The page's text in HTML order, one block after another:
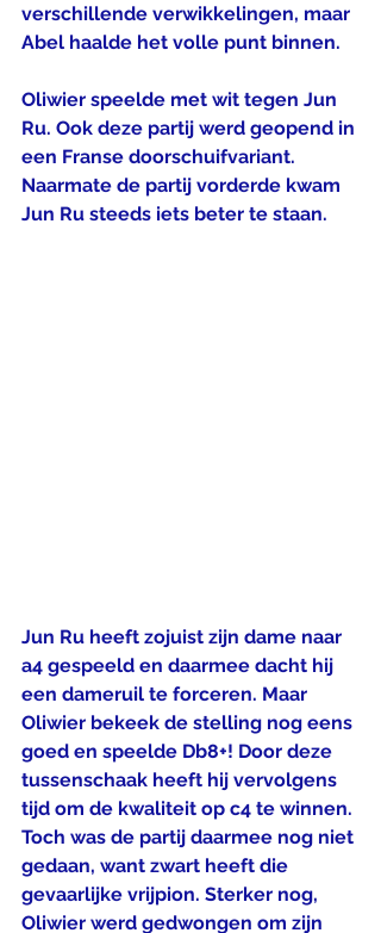
verschillende verwikkelingen, maar
Abel haalde het volle punt binnen.
Oliwier speelde met wit tegen Jun
Ru. Ook deze partij werd geopend in
een Franse doorschuifvariant.
Naarmate de partij vorderde kwam
Jun Ru steeds iets beter te staan.
Jun Ru heeft zojuist zijn dame naar
a4 gespeeld en daarmee dacht hij
een dameruil te forceren. Maar
Oliwier bekeek de stelling nog eens
goed en speelde Db8+! Door deze
tussenschaak heeft hij vervolgens
tijd om de kwaliteit op c4 te winnen.
Toch was de partij daarmee nog niet
gedaan, want zwart heeft die
gevaarlijke vrijpion. Sterker nog,
Oliwier werd gedwongen om zijn